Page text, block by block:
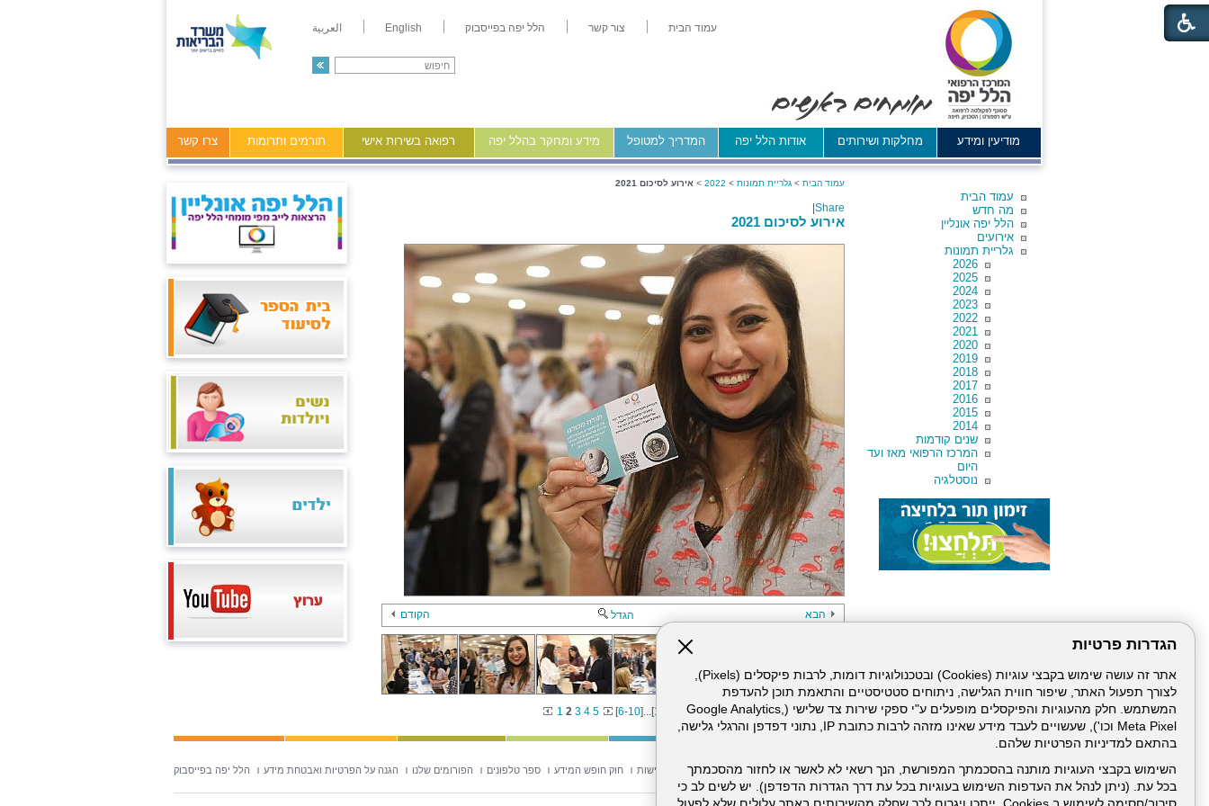
הגדרות פרטיות
אתר זה עושה שימוש בקבצי עוגיות (Cookies) ובטכנולוגיות דומות, לרבות פיקסלים (Pixels),
לצורך תפעול האתר, שיפור חווית הגלישה, ניתוחים סטטיסטיים והתאמת תוכן להעדפת
המשתמש. חלק מהעוגיות והפיקסלים מופעלים ע"י ספקי שירות צד שלישי (Google Analytics,
Meta Pixel וכו'), שעשויים לעבד מידע שאינו מזהה לרבות כתובת IP, נתוני דפדפן והרגלי גלישה,
בהתאם למדיניות הפרטיות שלהם.
השימוש בקבצי העוגיות מותנה בהסכמתך המפורשת, הנך רשאי לא לאשר או לחזור מהסכמתך
בכל עת. (ניתן לנהל את העדפות השימוש בעוגיות בכל עת דרך הגדרות הדפדפן). יש לשים לב כי
עמוד הבית צור קשר הלל יפה בפייסבוק English العربية
מודיעין ומידע מחלקות ושירותים אודות הלל יפה המדריך למטופל מידע ומחקר בהלל יפה רפואה בשירות אישי תורמים ותרומות צרו קשר
עמוד הבית
מה חדש
הלל יפה אונליין
אירועים
גלריית תמונות
2026
2025
2024
2023
2022
2021
2020
2019
2018
2017
2016
2015
2014
שנים קודמות
המרכז הרפואי מאז ועד
היום
נוסטלגיה
עמוד הבית > גלריית תמונות >
2022
> אירוע לסיכום 2021
Share
אירוע לסיכום 2021
הקודם הגדל הבא
1 2 3 4 5 [6-10]...[11
עמוד הבית תנאי שימוש באתר מפת אתר הצהרת נגישות חוק חופש המידע ספר טלפונים הפורומים שלנו הגנה על הפרטיות ואבטחת מידע הלל יפה בפייסבוק